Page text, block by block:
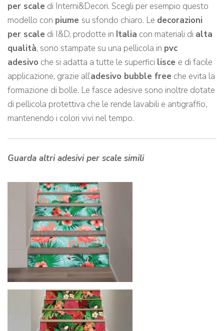
per scale di Interni&Decori. Scegli per esempio questo
modello con piume su sfondo chiaro. Le decorazioni
per scale di I&D, prodotte in Italia con materiali di alta
qualità, sono stampate su una pellicola in pvc
adesivo che si adatta a tutte le superfici lisce e di facile
applicazione, grazie all’adesivo bubble free che evita la
formazione di bolle. Le fasce adesive sono inoltre dotate
di pellicola protettiva che le rende lavabili e antigraffio,
mantenendo i colori vivi nel tempo.
Guarda altri adesivi per scale simili